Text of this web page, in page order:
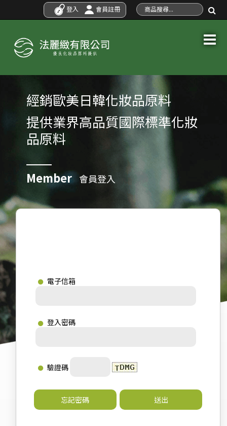
登入 會員註冊
經銷歐美日韓化妝品原料
提供業界高品質國際標準化妝
品原料
Member 會員登入
電子信箱
登入密碼
驗證碼
忘記密碼 送出